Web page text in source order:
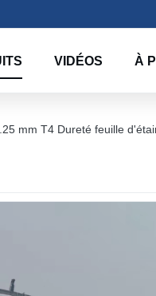
VIDÉOS À
mm T4 Dureté feuille